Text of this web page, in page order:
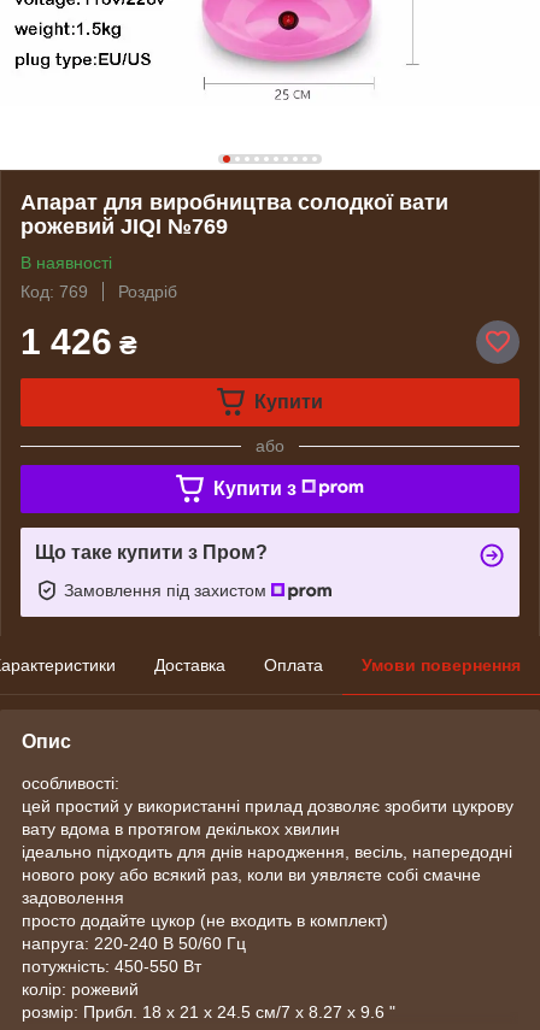
Апарат для виробництва солодкої вати
рожевий JIQI №769
В наявності
Код: 769
Роздріб
1 426 ₴
Купити
або
Купити з
Що таке купити з Пром?
Замовлення під захистом
Доставка Оплата Умови повернення
Опис
особливості:
цей простий у використанні прилад дозволяє зробити цукрову
вату вдома в протягом декількох хвилин
ідеально підходить для днів народження, весіль, напередодні
нового року або всякий раз, коли ви уявляєте собі смачне
задоволення
просто додайте цукор (не входить в комплект)
напруга: 220-240 В 50/60 Гц
потужність: 450-550 Вт
колір: рожевий
розмір: Прибл. 18 х 21 х 24.5 см/7 х 8.27 х 9.6 "